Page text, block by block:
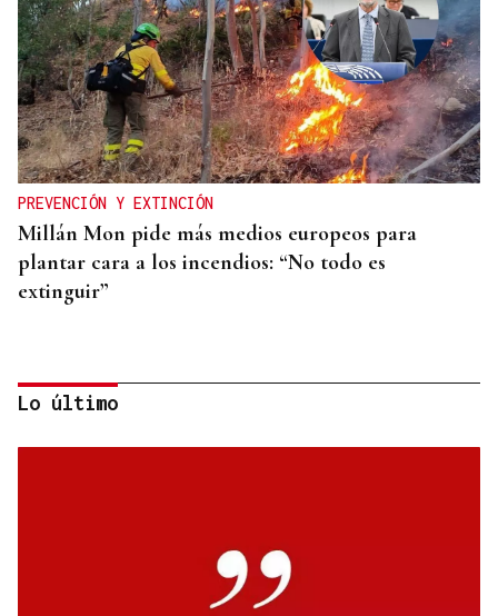
PREVENCIÓN Y EXTINCIÓN
Millán Mon pide más medios europeos para
plantar cara a los incendios: “No todo es
extinguir”
Lo último